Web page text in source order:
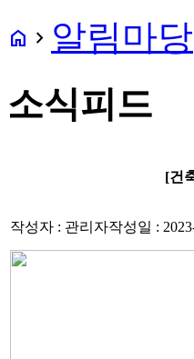
home navigate_next 알림마당
소식피드
[건
작성자 : 관리자작성일 :